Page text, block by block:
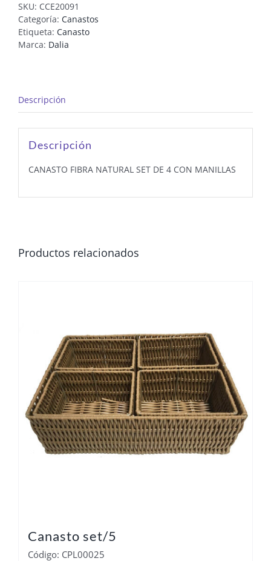
SKU: CCE20091
Categoría: Canastos
Etiqueta: Canasto
Marca: Dalia
Descripción
Descripción
CANASTO FIBRA NATURAL SET DE 4 CON MANILLAS
Productos relacionados
Canasto set/5
Código: CPL00025